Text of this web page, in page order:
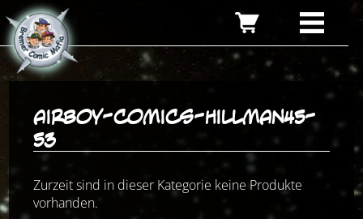
airboy-comics-hillman45-
53
Zurzeit sind in dieser Kategorie keine Produkte
vorhanden.